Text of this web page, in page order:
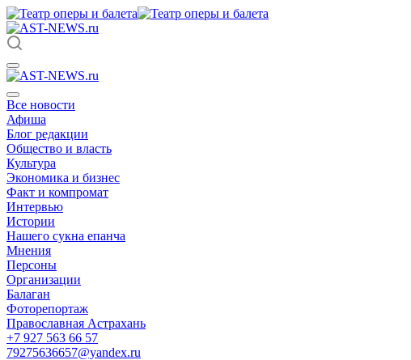
Все новости
Афиша
Блог редакции
Общество и власть
Культура
Экономика и бизнес
Факт и компромат
Интервью
Истории
Нашего сукна епанча
Мнения
Персоны
Организации
Балаган
Фоторепортаж
Православная Астрахань
+7 927 563 66 57
79275636657@yandex.ru